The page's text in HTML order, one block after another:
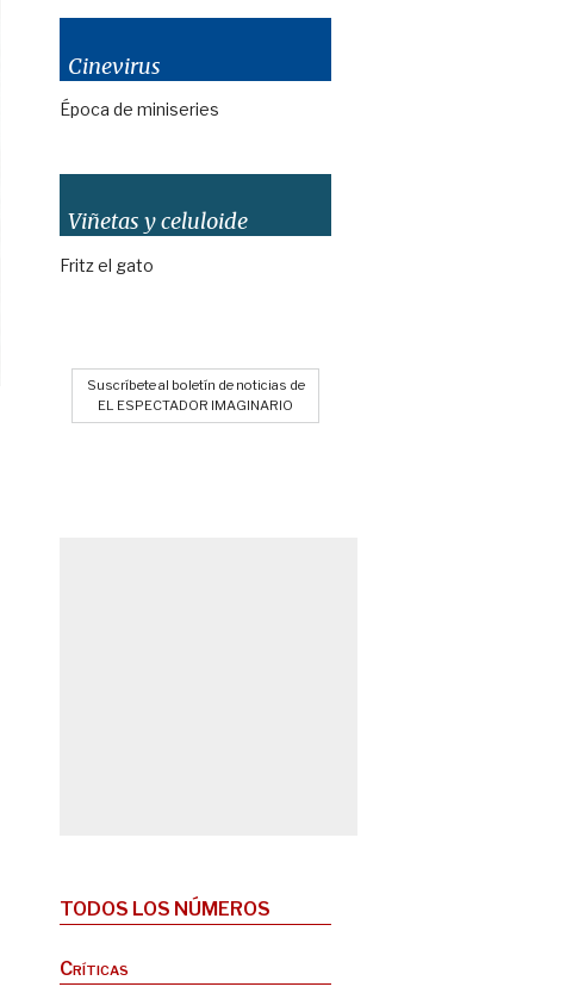
Cinevirus
Época de miniseries
Viñetas y celuloide
Fritz el gato
Suscríbete al boletín de noticias de
EL ESPECTADOR IMAGINARIO
TODOS LOS NÚMEROS
Críticas